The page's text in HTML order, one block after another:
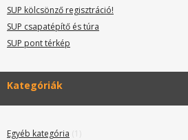
SUP kölcsönző regisztráció!
SUP csapatépítő és túra
SUP pont térkép
Kategóriák
Egyéb kategória (1)